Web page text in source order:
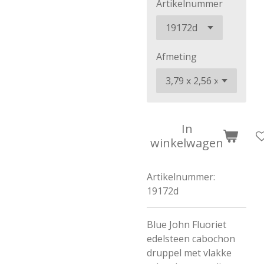
Artikelnummer
Afmeting
In
winkelwagen
Artikelnummer:
19172d
Blue John Fluoriet
edelsteen cabochon
druppel met vlakke